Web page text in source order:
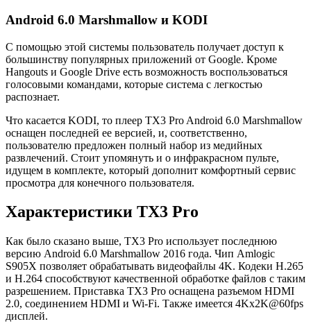
Android 6.0 Marshmallow и KODI
С помощью этой системы пользователь получает доступ к
большинству популярных приложений от Google. Кроме
Hangouts и Google Drive есть возможность воспользоваться
голосовыми командами, которые система с легкостью
распознает.
Что касается KODI, то плеер TX3 Pro Android 6.0 Marshmallow
оснащен последней ее версией, и, соответственно,
пользователю предложен полный набор из медийных
развлечений. Стоит упомянуть и о инфракрасном пульте,
идущем в комплекте, который дополнит комфортный сервис
просмотра для конечного пользователя.
Характеристики TX3 Pro
Как было сказано выше, TX3 Pro использует последнюю
версию Android 6.0 Marshmallow 2016 года. Чип Amlogic
S905X позволяет обрабатывать видеофайлы 4K. Кодеки H.265
и H.264 способствуют качественной обработке файлов с таким
разрешением. Приставка TX3 Pro оснащена разъемом HDMI
2.0, соединением HDMI и Wi-Fi. Также имеется 4Kx2K@60fps
дисплей.